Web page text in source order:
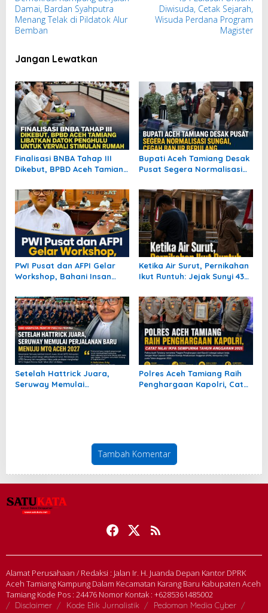
v
i
a
s
i
p
o
s
Damai, Bardan Syahputra
Menang Telak di Pildatok Alur
Bemban
Diwisuda, Cetak Sejarah,
Wisuda Perdana Program
Magister
Jangan Lewatkan
Finalisasi BNBA Tahap III
Dikebut, BPBD Aceh Tamiang
untuk Vervali Stimulan
Rumah
Bupati Aceh Tamiang Desak
Pusat Segera Normalisasi
Berulang
PWI Pusat dan AFPI Gelar
Workshop, Bahani Insan
Pendanaan Digital
Ketika Air Surut, Pernikahan
Ikut Runtuh: Jejak Sunyi 435
Aceh Tamiang
Setelah Hattrick Juara,
Seruway Memulai
Polres Aceh Tamiang Raih
Penghargaan Kapolri, Catat
Tambah Komentar
Alamat Perusahaan / Redaksi : Jalan Ir. H. Juanda Depan Kantor DPRK
Aceh Tamiang Kampung Dalam Kecamatan Karang Baru Kabupaten Aceh
Tamiang Kode Pos : 24476 Nomor Kontak : +6285361485002
Disclaimer Kode Etik Jurnalistik
Pedoman Media Cyber